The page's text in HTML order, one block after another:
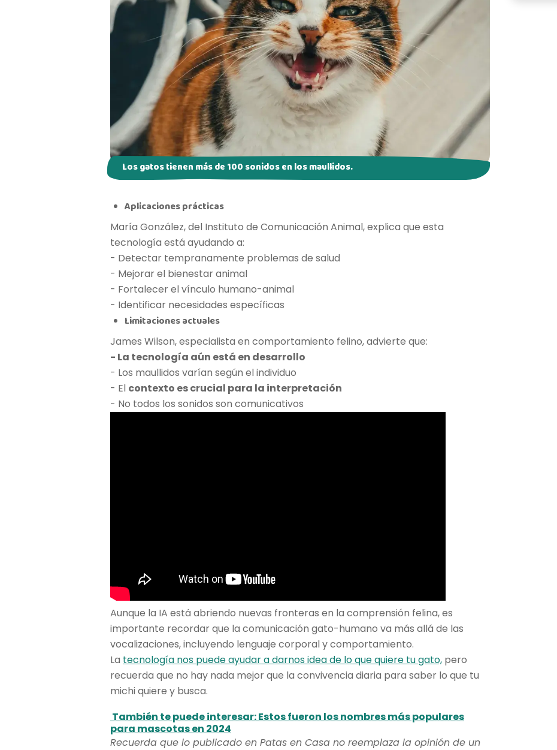
Los gatos tienen más de 100 sonidos en los maullidos.
Aplicaciones prácticas
María González, del Instituto de Comunicación Animal, explica que esta
tecnología está ayudando a:
- Detectar tempranamente problemas de salud
- Mejorar el bienestar animal
- Fortalecer el vínculo humano-animal
- Identificar necesidades específicas
Limitaciones actuales
James Wilson, especialista en comportamiento felino, advierte que:
- La tecnología aún está en desarrollo
- Los maullidos varían según el individuo
- El contexto es crucial para la interpretación
- No todos los sonidos son comunicativos
Aunque la IA está abriendo nuevas fronteras en la comprensión felina, es
importante recordar que la comunicación gato-humano va más allá de las
vocalizaciones, incluyendo lenguaje corporal y comportamiento.
La tecnología nos puede ayudar a darnos idea de lo que quiere tu gato, pero
recuerda que no hay nada mejor que la convivencia diaria para saber lo que tu
michi quiere y busca.
También te puede interesar: Estos fueron los nombres más populares
para mascotas en 2024
Recuerda que lo publicado en Patas en Casa no reemplaza la opinión de un